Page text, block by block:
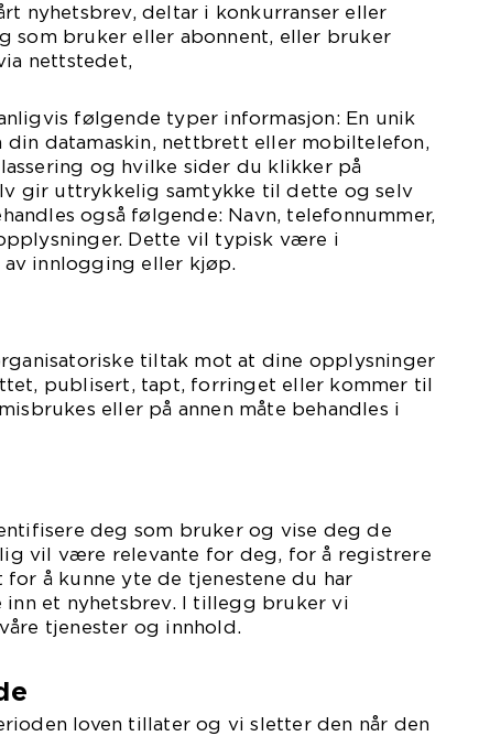
nyhetsbrev, deltar i konkurranser eller
som bruker eller abonnent, eller bruker
nettstedet,
følgende typer informasjon: En unik
din datamaskin, nettbrett eller mobiltelefon,
og hvilke sider du klikker på
gir uttrykkelig samtykke til dette og selv
også følgende: Navn, telefonnummer,
Dette vil typisk være i
innlogging eller kjøp.
tiltak mot at dine opplysninger
publisert, tapt, forringet eller kommer til
eller på annen måte behandles i
deg som bruker og vise deg de
vil være relevante for deg, for å registrere
å kunne yte de tjenestene du har
inn et nyhetsbrev. I tillegg bruker vi
tjenester og innhold.
loven tillater og vi sletter den når den